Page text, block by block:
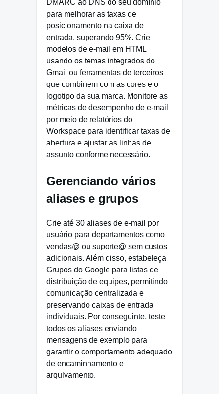
DMARC ao DNS do seu domínio
para melhorar as taxas de
posicionamento na caixa de
entrada, superando 95%. Crie
modelos de e-mail em HTML
usando os temas integrados do
Gmail ou ferramentas de terceiros
que combinem com as cores e o
logotipo da sua marca. Monitore as
métricas de desempenho de e-mail
por meio de relatórios do
Workspace para identificar taxas de
abertura e ajustar as linhas de
assunto conforme necessário.
Gerenciando vários
aliases e grupos
Crie até 30 aliases de e-mail por
usuário para departamentos como
vendas@ ou suporte@ sem custos
adicionais. Além disso, estabeleça
Grupos do Google para listas de
distribuição de equipes, permitindo
comunicação centralizada e
preservando caixas de entrada
individuais. Por conseguinte, teste
todos os aliases enviando
mensagens de exemplo para
garantir o comportamento adequado
de encaminhamento e
arquivamento.